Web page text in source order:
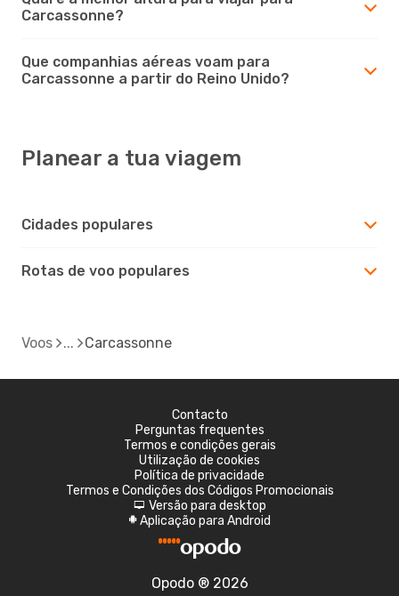
Carcassonne?
Que companhias aéreas voam para
Carcassonne a partir do Reino Unido?
Planear a tua viagem
Cidades populares
Rotas de voo populares
Voos Carcassonne
Contacto
Perguntas frequentes
Termos e condições gerais
Utilização de cookies
Política de privacidade
Termos e Condições dos Códigos Promocionais
d Versão para desktop
A Aplicação para Android
Opodo ® 2026